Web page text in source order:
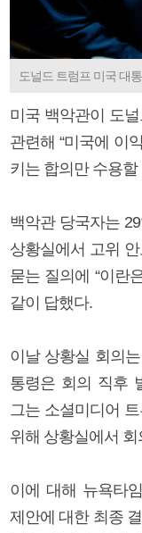
도널드 트럼프 미국 대
미국 백악관이 도
관련해 “미국에 이
키는 합의만 수용할
백악관 당국자는
상황실에서 고위
묻는 질의에 “이란
같이 답했다.
이날 상황실 회의
통령은 회의 직후
그는 소셜미디어
위해 상황실에서 회
이에 대해 뉴욕타
제안에 대한 최종